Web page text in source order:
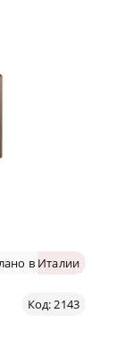
в Италии
Код: 2143